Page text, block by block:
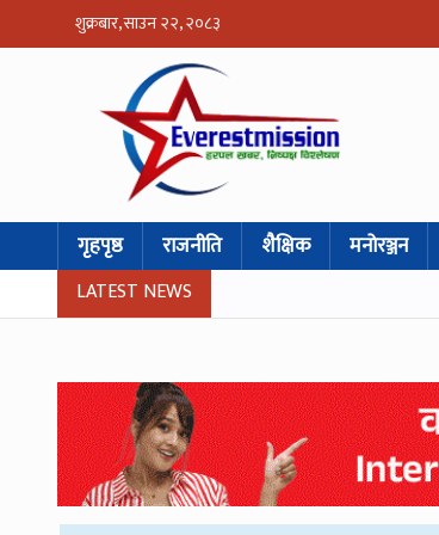
शुक्रबार, साउन २२, २०८३
गृहपृष्ठ राजनीति शैक्षिक मनोरञ्जन
LATEST NEWS